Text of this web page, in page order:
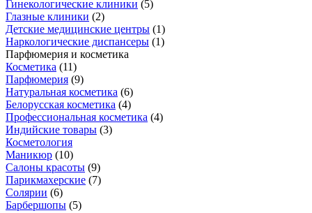
Гинекологические клиники (5)
Глазные клиники (2)
Детские медицинские центры (1)
Наркологические диспансеры (1)
Парфюмерия и косметика
Косметика (11)
Парфюмерия (9)
Натуральная косметика (6)
Белорусская косметика (4)
Профессиональная косметика (4)
Индийские товары (3)
Косметология
Маникюр (10)
Салоны красоты (9)
Парикмахерские (7)
Солярии (6)
Барбершопы (5)